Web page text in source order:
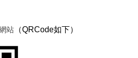
站 （QRCode如下）